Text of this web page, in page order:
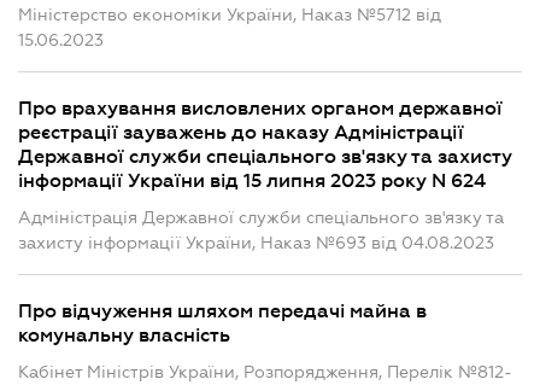
Міністерство економіки України, Наказ №5712 від
15.06.2023
Про врахування висловлених органом державної
реєстрації зауважень до наказу Адміністрації
Державної служби спеціального зв'язку та захисту
інформації України від 15 липня 2023 року N 624
Адміністрація Державної служби спеціального зв'язку та
захисту інформації України, Наказ №693 від 04.08.2023
Про відчуження шляхом передачі майна в
комунальну власність
Кабінет Міністрів України, Розпорядження, Перелік №812-